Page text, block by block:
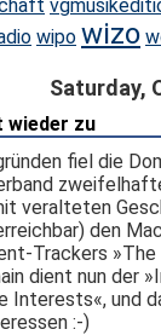
wipo wizo
Saturday,
wieder zu
fiel die
veralteten
den
Trackers »The
dient nun der
Interests«, und
:-)